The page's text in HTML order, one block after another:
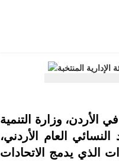
في الأردن، وزارة التنمية
النسائي العام الأردني،
الذي يدمج الاتحادات